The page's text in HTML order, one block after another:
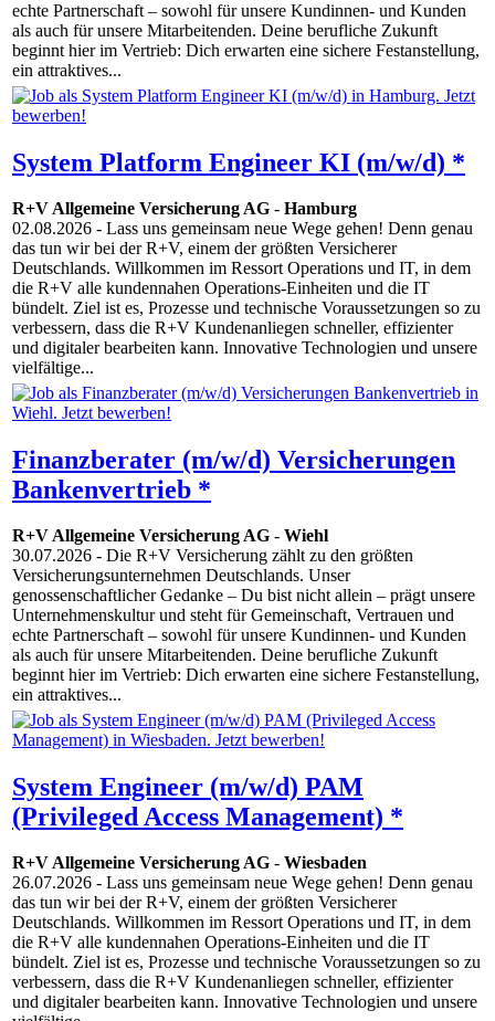
echte Partnerschaft – sowohl für unsere Kundinnen- und Kunden
als auch für unsere Mitarbeitenden. Deine berufliche Zukunft
beginnt hier im Vertrieb: Dich erwarten eine sichere Festanstellung,
ein attraktives...
System Platform Engineer KI (m/w/d) *
R+V Allgemeine Versicherung AG - Hamburg
02.08.2026 - Lass uns gemeinsam neue Wege gehen! Denn genau
das tun wir bei der R+V, einem der größten Versicherer
Deutschlands. Willkommen im Ressort Operations und IT, in dem
die R+V alle kundennahen Operations-Einheiten und die IT
bündelt. Ziel ist es, Prozesse und technische Voraussetzungen so zu
verbessern, dass die R+V Kundenanliegen schneller, effizienter
und digitaler bearbeiten kann. Innovative Techno­logien und unsere
vielfältige...
Finanzberater (m/w/d) Versicherungen
Bankenvertrieb *
R+V Allgemeine Versicherung AG - Wiehl
30.07.2026 - Die R+V Versicherung zählt zu den größten
Versicherungsunternehmen Deutschlands. Unser
genossenschaftlicher Gedanke – Du bist nicht allein – prägt unsere
Unternehmenskultur und steht für Gemeinschaft, Vertrauen und
echte Partnerschaft – sowohl für unsere Kundinnen- und Kunden
als auch für unsere Mitarbeitenden. Deine berufliche Zukunft
beginnt hier im Vertrieb: Dich erwarten eine sichere Festanstellung,
ein attraktives...
System Engineer (m/w/d) PAM
(Privileged Access Management) *
R+V Allgemeine Versicherung AG - Wiesbaden
26.07.2026 - Lass uns gemeinsam neue Wege gehen! Denn genau
das tun wir bei der R+V, einem der größten Versicherer
Deutschlands. Willkommen im Ressort Operations und IT, in dem
die R+V alle kundennahen Operations-Einheiten und die IT
bündelt. Ziel ist es, Prozesse und technische Voraussetzungen so zu
verbessern, dass die R+V Kundenanliegen schneller, effizienter
und digitaler bearbeiten kann. Innovative Techno­logien und unsere